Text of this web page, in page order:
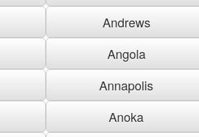
Andrews
Angola
Annapolis
Anoka